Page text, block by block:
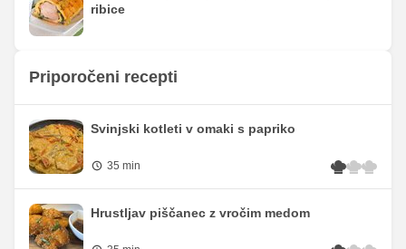
ribice
Priporočeni recepti
Svinjski kotleti v omaki s papriko
35 min
Hrustljav piščanec z vročim medom